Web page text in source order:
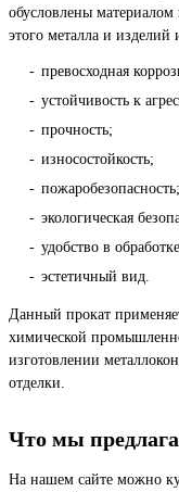
обусловлены
этого металла и
превосходная
устойчивость к
прочность;
износостойкость;
пожаробезопасность;
экологическая
удобство в
эстетичный вид.
Данный прокат
химической
изготовлении
отделки.
Что мы
На нашем сайте можно